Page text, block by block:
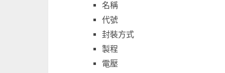
名稱
代號
封裝方式
製程
電壓